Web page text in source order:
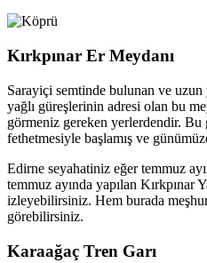
Kırkpınar Er Meydanı
Sarayiçi semtinde bulunan ve uzun
yağlı güreşlerinin adresi olan bu
görmeniz gereken yerlerdendir. Bu
fethetmesiyle başlamış ve
Edirne seyahatiniz eğer temmuz
temmuz ayında yapılan Kırkpınar
izleyebilirsiniz. Hem burada
görebilirsiniz.
Karaağaç Tren Garı